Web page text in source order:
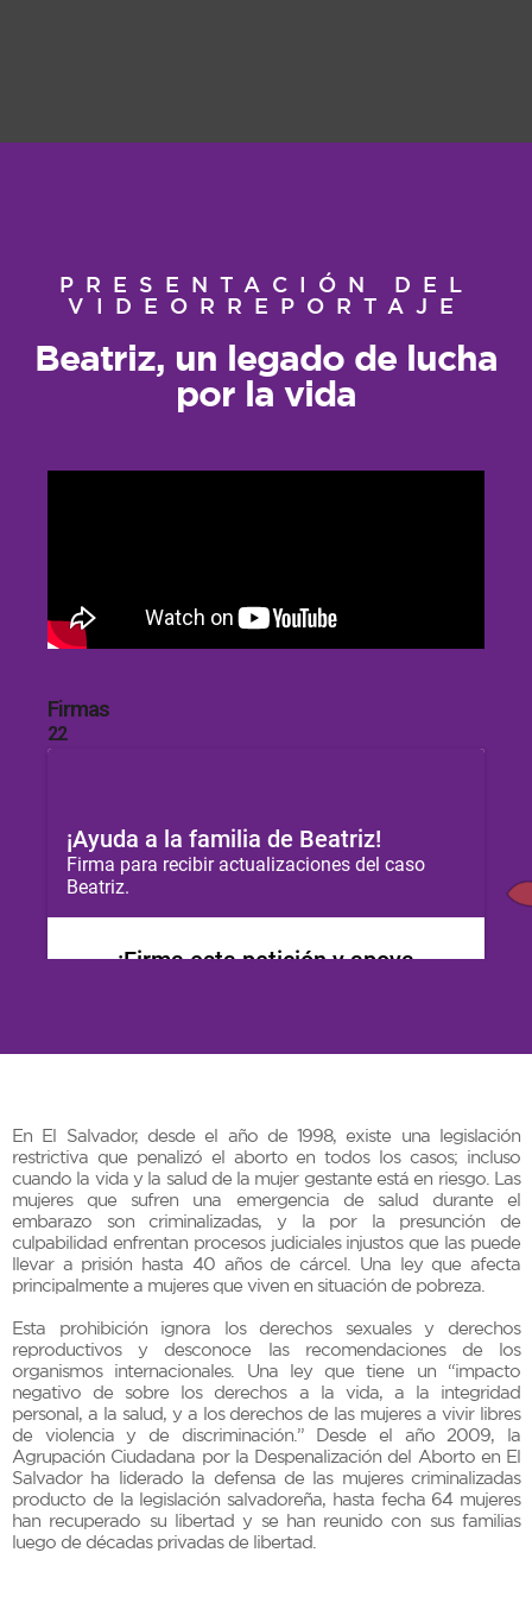
PRESENTACIÓN DEL
VIDEORREPORTAJE
Beatriz, un legado de lucha
por la vida
Firmas
22
En El Salvador, desde el año de 1998, existe una legislación
restrictiva que penalizó el aborto en todos los casos; incluso
cuando la vida y la salud de la mujer gestante está en riesgo. Las
mujeres que sufren una emergencia de salud durante el
embarazo son criminalizadas, y la por la presunción de
culpabilidad enfrentan procesos judiciales injustos que las puede
llevar a prisión hasta 40 años de cárcel. Una ley que afecta
principalmente a mujeres que viven en situación de pobreza.
Esta prohibición ignora los derechos sexuales y derechos
reproductivos y desconoce las recomendaciones de los
organismos internacionales. Una ley que tiene un “impacto
negativo de sobre los derechos a la vida, a la integridad
personal, a la salud, y a los derechos de las mujeres a vivir libres
de violencia y de discriminación.” Desde el año 2009, la
Agrupación Ciudadana por la Despenalización del Aborto en El
Salvador ha liderado la defensa de las mujeres criminalizadas
producto de la legislación salvadoreña, hasta fecha 64 mujeres
han recuperado su libertad y se han reunido con sus familias
luego de décadas privadas de libertad.